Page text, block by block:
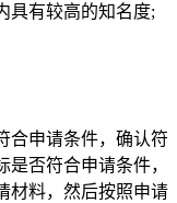
具有较高的知名度;
合申请条件，确认符
否符合申请条件，
材料，然后按照申请